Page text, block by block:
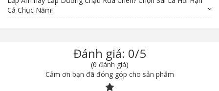
Cả Chục Năm!
Đánh giá: 0/5
(0 đánh giá)
Cảm ơn bạn đã đóng góp cho sản phẩm